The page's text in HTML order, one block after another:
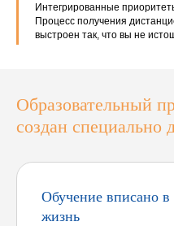
Интегрированные
Процесс получения
выстроен так, что вы не
Образовательный
создан специально
Обучение вписано
жизнь